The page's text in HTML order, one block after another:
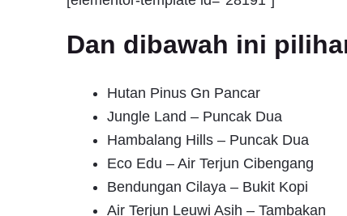
Dan dibawah ini
Hutan Pinus Gn Pancar
Jungle Land – Puncak Dua
Hambalang Hills – Puncak Dua
Eco Edu – Air Terjun Cibengang
Bendungan Cilaya – Bukit Kopi
Air Terjun Leuwi Asih – Tambakan